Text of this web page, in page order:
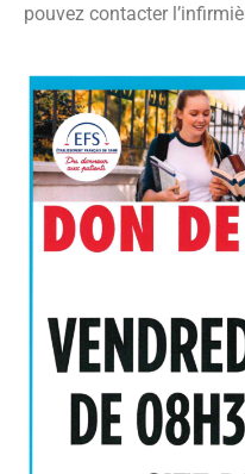
pouvez contacter